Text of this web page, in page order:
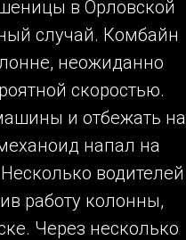
в Орловской
случай. Комбайн
неожиданно
скоростью.
и отбежать на
напал на
водителей
работу колонны,
Через несколько